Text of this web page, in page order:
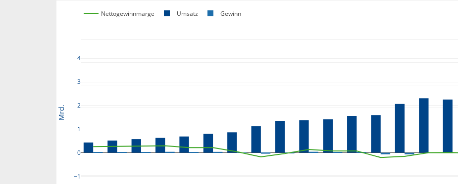
−1
0
1
2
3
4
Nettogewinnmarge Umsatz Gewinn
Mrd.